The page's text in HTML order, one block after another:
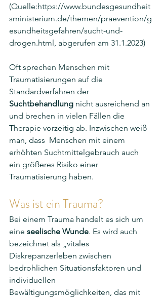
(Quelle:https://www.bundesgesundheit
sministerium.de/themen/praevention/g
esundheitsgefahren/sucht-und-
drogen.html, abgerufen am 31.1.2023)
Oft sprechen Menschen mit
Traumatisierungen auf die
Standardverfahren der
Suchtbehandlung nicht ausreichend an
und brechen in vielen Fällen die
Therapie vorzeitig ab. Inzwischen weiß
man, dass  Menschen mit einem
erhöhten Suchtmittelgebrauch auch
ein größeres Risiko einer
Traumatisierung haben.
Was ist ein Trauma?
Bei einem Trauma handelt es sich um
eine seelische Wunde. Es wird auch
bezeichnet als „vitales
Diskrepanzerleben zwischen
bedrohlichen Situationsfaktoren und
individuellen
Bewältigungsmöglichkeiten, das mit